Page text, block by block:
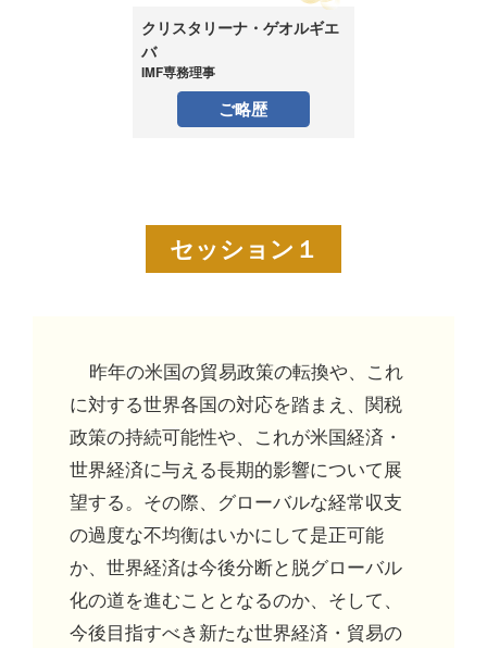
クリスタリーナ・ゲオルギエ
バ
IMF専務理事
ご略歴
セッション１
昨年の米国の貿易政策の転換や、これ
に対する世界各国の対応を踏まえ、関税
政策の持続可能性や、これが米国経済・
世界経済に与える長期的影響について展
望する。その際、グローバルな経常収支
の過度な不均衡はいかにして是正可能
か、世界経済は今後分断と脱グローバル
化の道を進むこととなるのか、そして、
今後目指すべき新たな世界経済・貿易の